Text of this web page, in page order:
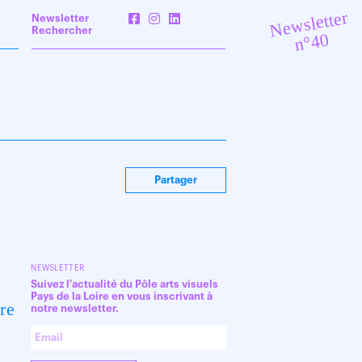
Newsletter
n°40
Newsletter
Rechercher
Partager
NEWSLETTER
Suivez l'actualité du Pôle arts visuels
Pays de la Loire en vous inscrivant à
notre newsletter.